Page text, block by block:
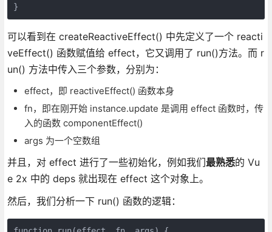
}
可以看到在 createReactiveEffect() 中先定义了一个 reacti
veEffect() 函数赋值给 effect，它又调用了 run()方法。而 r
un() 方法中传入三个参数，分别为：
effect，即 reactiveEffect() 函数本身
fn，即在刚开始 instance.update 是调用 effect 函数时，传
入的函数 componentEffect()
args 为一个空数组
并且，对 effect 进行了一些初始化，例如我们最熟悉的 Vu
e 2x 中的 deps 就出现在 effect 这个对象上。
然后，我们分析一下 run() 函数的逻辑：